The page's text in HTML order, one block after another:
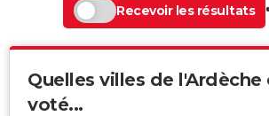
Recevoir les résultats
Quelles villes de l'Ardèche
voté...